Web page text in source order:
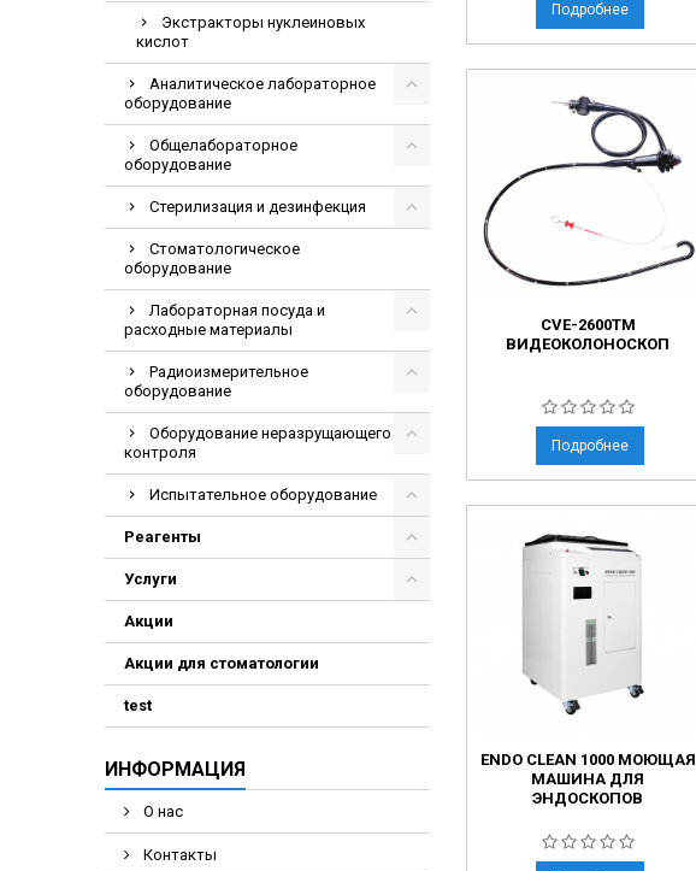
Экстракторы нуклеиновых
кислот
Аналитическое лабораторное
оборудование
Общелабораторное
оборудование
Стерилизация и дезинфекция
Стоматологическое
оборудование
Лабораторная посуда и
расходные материалы
Радиоизмерительное
оборудование
Оборудование неразрущающего
контроля
Испытательное оборудование
Реагенты
Услуги
Акции
Акции для стоматологии
test
ИНФОРМАЦИЯ
О нас
Контакты
Подробнее
CVE-2600TM
ВИДЕОКОЛОНОСКОП
Подробнее
ENDO CLEAN 1000 МОЮЩАЯ
МАШИНА ДЛЯ
ЭНДОСКОПОВ